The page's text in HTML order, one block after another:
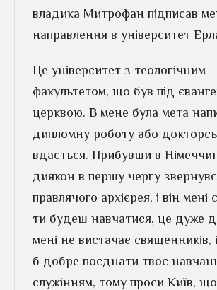
владика Митрофан підписав
направлення в університет
Це університет з теологічним
факультетом, що був під
церквою. В мене була мета
дипломну роботу або
вдасться. Прибувши в
диякон в першу чергу
правлячого архієрея, і він мені
ти будеш навчатися, це дуже
мені не вистачає священників,
б добре поєднати твоє
служінням, тому проси Київ,